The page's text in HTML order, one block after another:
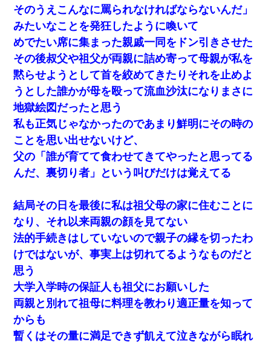
10年ほど前、息子がまだ年中だった時に離婚したんだけど、一昨
年の暮れに突然息子が職場を訪ねてきた。
朝起きたら嫁がいなかった。俺（嫁も嫁実家も電話に出ない…不
安だ）→ 仕事を早退して帰宅すると、嫁と嫁両親と知らない男が
２人・・・
彼にプロポーズされたんだけど、実は資産家だと知って婚約破棄
した。B子「A男くんと別れたって本当？私が付き合ってもい
い？」
【報告者がキチ】嫁「妊娠した」俺『それじゃあ皆に祝ってもら
おう』友人達を家に連れ帰ってホームパーティー→俺『皆に祝え
てもらえて良かったな！』→
【悲報】嫁がワイのこと嫌いっぽいから単身赴任した結果
元夫の連れ子「俺の結婚式の時くらい、母親としての責任を果た
そうとは思わないのか！」→どうも連れ子は…
デパートの外商『私さんだと名乗る女が、ツケで宝石を買おうと
していて…』私「！？」→ 翌日。ママ友たちの様子が微妙におか
しくなり・・・
妻と同居し始めたときから、よく妻が「どこかで音漏れしてな
い？音楽聞こえる」と言っていて…
そのうえこんなに罵られなければならないんだ」
みたいなことを発狂したように喚いて
めでたい席に集まった親戚一同をドン引きさせた
その後叔父や祖父が両親に詰め寄って母親が私を
黙らせようとして首を絞めてきたりそれを止めよ
うとした誰かが母を殴って流血沙汰になりまさに
地獄絵図だったと思う
私も正気じゃなかったのであまり鮮明にその時の
ことを思い出せないけど、
父の「誰が育てて食わせてきてやったと思ってる
んだ、裏切り者」という叫びだけは覚えてる
結局その日を最後に私は祖父母の家に住むことに
なり、それ以来両親の顔を見てない
法的手続きはしていないので親子の縁を切ったわ
けではないが、事実上は切れてるようなものだと
思う
大学入学時の保証人も祖父にお願いした
両親と別れて祖母に料理を教わり適正量を知って
からも
暫くはその量に満足できず飢えて泣きながら眠れ